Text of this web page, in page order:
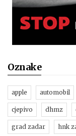
Oznake
apple automobil
cjepivo dhmz
grad zadar hnk